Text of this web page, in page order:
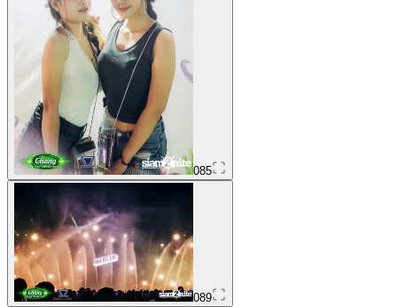
085
089